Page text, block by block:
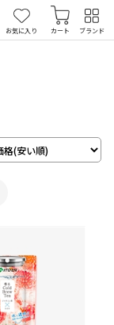
お気に入り カート ブランド